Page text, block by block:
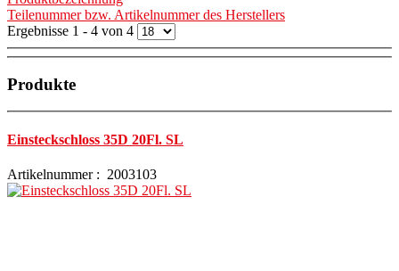
Teilenummer bzw. Artikelnummer des Herstellers
Ergebnisse 1 - 4 von 4
Produkte
Einsteckschloss 35D 20Fl. SL
Artikelnummer : 2003103